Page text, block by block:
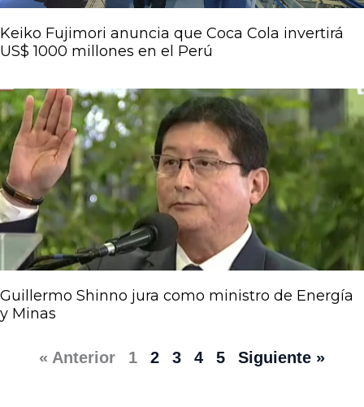
Keiko Fujimori anuncia que Coca Cola invertirá
US$ 1000 millones en el Perú
Guillermo Shinno jura como ministro de Energía
y Minas
« Anterior 1 2 3 4 5 Siguiente »